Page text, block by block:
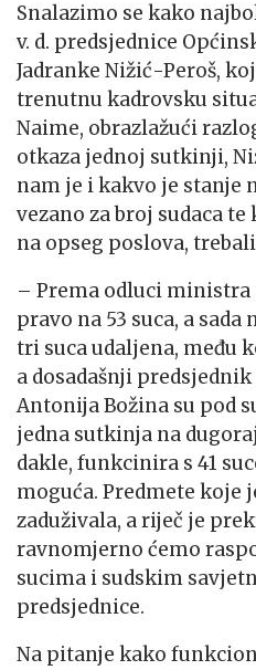
Snalazimo se kako
v. d. predsjednice
Jadranke Nižić-Peroš,
trenutnu kadrovsku
Naime, obrazlažući
otkaza jednoj sutkinji,
nam je i kakvo je stanje
vezano za broj sudaca
na opseg poslova,
– Prema odluci
pravo na 53 suca, a sada
tri suca udaljena, među
a dosadašnji
Antonija Božina su pod
jedna sutkinja na
dakle, funkcinira s 41
moguća. Predmete koje
zaduživala, a riječ je
ravnomjerno ćemo
sucima i sudskim
predsjednice.
Na pitanje kako